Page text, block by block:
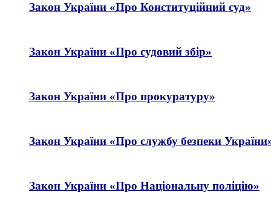
Закон України «Про Конституційний суд»
Закон України «Про судовий збір»
Закон України «Про прокуратуру»
Закон України «Про службу безпеки
Закон України «Про Національну поліцію»